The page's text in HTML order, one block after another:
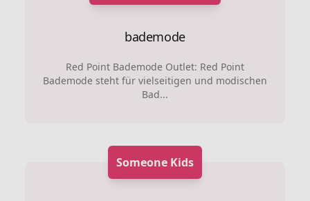
bademode
Red Point Bademode Outlet: Red Point
Bademode steht für vielseitigen und modischen
Bad...
Someone Kids